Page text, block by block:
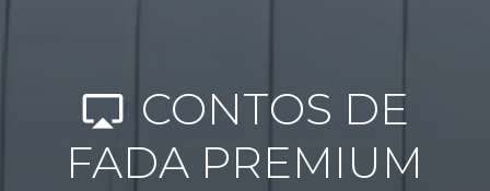
airplay CONTOS DE
FADA PREMIUM